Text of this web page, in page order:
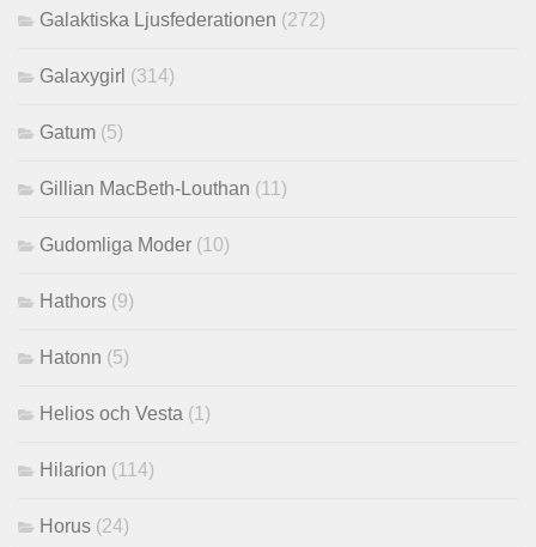
Galaktiska Ljusfederationen (272)
Galaxygirl (314)
Gatum (5)
Gillian MacBeth-Louthan (11)
Gudomliga Moder (10)
Hathors (9)
Hatonn (5)
Helios och Vesta (1)
Hilarion (114)
Horus (24)